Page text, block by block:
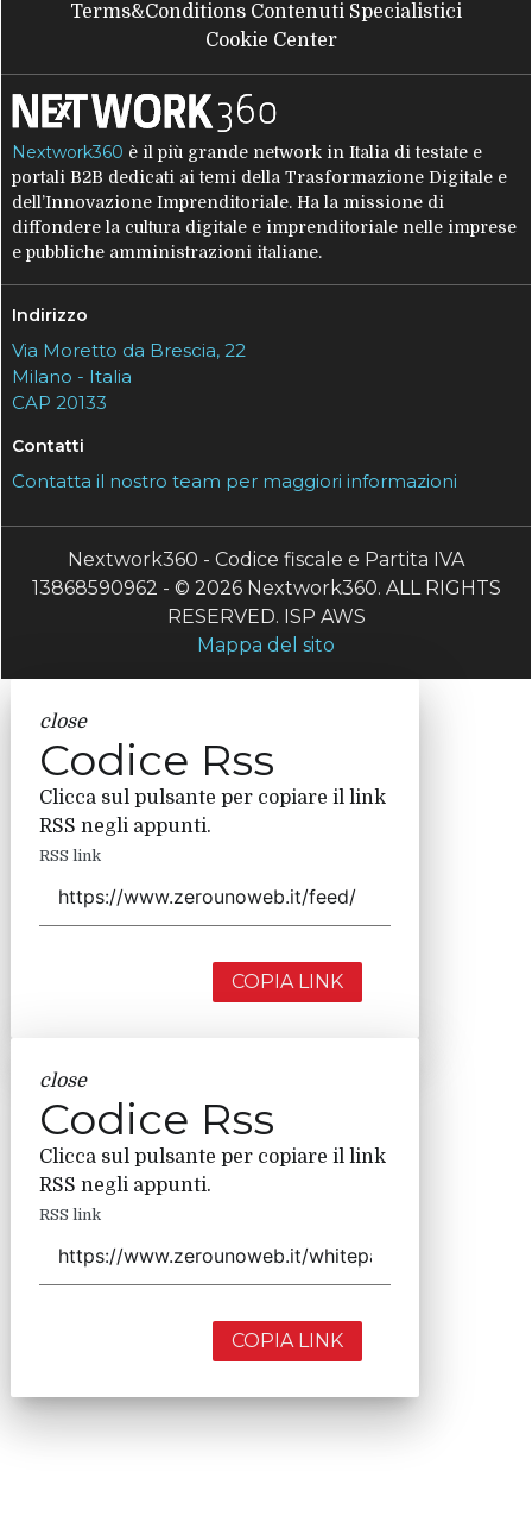
Terms&Conditions Contenuti Specialistici
Cookie Center
Nextwork360 è il più grande network in Italia di testate e
portali B2B dedicati ai temi della Trasformazione Digitale e
dell’Innovazione Imprenditoriale. Ha la missione di
diffondere la cultura digitale e imprenditoriale nelle imprese
e pubbliche amministrazioni italiane.
Indirizzo
Via Moretto da Brescia, 22
Milano - Italia
CAP 20133
Contatti
Contatta il nostro team per maggiori informazioni
Nextwork360 - Codice fiscale e Partita IVA
13868590962 - © 2026 Nextwork360. ALL RIGHTS
RESERVED. ISP AWS
Mappa del sito
close
Codice Rss
Clicca sul pulsante per copiare il link
RSS negli appunti.
RSS link
COPIA LINK
close
Codice Rss
Clicca sul pulsante per copiare il link
RSS negli appunti.
RSS link
COPIA LINK